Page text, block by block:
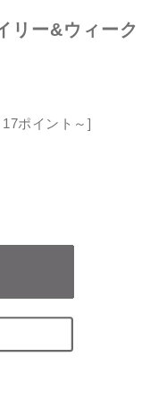
リー&ウィーク
ポイント～]